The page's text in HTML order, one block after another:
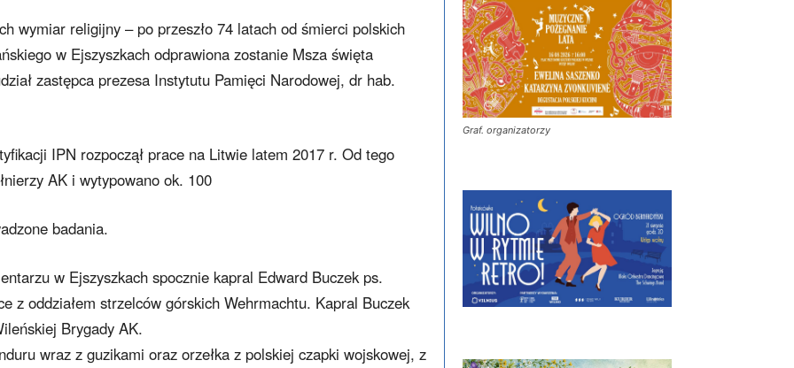
wymiar religijny – po przeszło 74 latach od śmierci polskich
w Ejszyszkach odprawiona zostanie Msza święta
zastępca prezesa Instytutu Pamięci Narodowej, dr hab.
IPN rozpoczął prace na Litwie latem 2017 r. Od tego
AK i wytypowano ok. 100
badania.
w Ejszyszkach spocznie kapral Edward Buczek ps.
z oddziałem strzelców górskich Wehrmachtu. Kapral Buczek
Brygady AK.
wraz z guzikami oraz orzełka z polskiej czapki wojskowej, z
Graf. organizatorzy